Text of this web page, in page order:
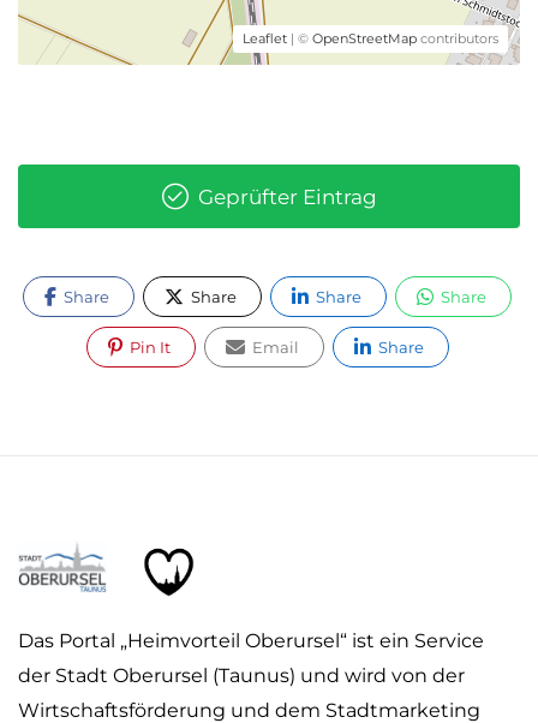
Leaflet | © OpenStreetMap contributors
Geprüfter Eintrag
Share Share Share Share
Pin It Email Share
Das Portal „Heimvorteil Oberursel“ ist ein Service
der Stadt Oberursel (Taunus) und wird von der
Wirtschaftsförderung und dem Stadtmarketing